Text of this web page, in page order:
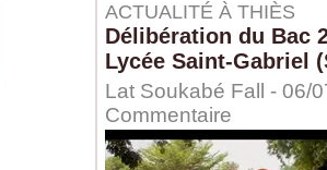
ACTUALITÉ À THIÈS
Délibération du Bac
Lycée Saint-Gabriel
Lat Soukabé Fall - 06/
Commentaire